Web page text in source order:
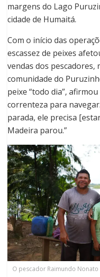
margens do Lago
cidade de Humaitá.
Com o início das
escassez de peixes
vendas dos pescadores,
comunidade do
peixe “todo dia”,
correnteza para
parada, ele precisa
Madeira parou.”
O pescador Raimundo